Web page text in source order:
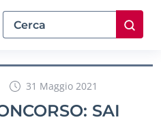
31 Maggio 2021
SAI